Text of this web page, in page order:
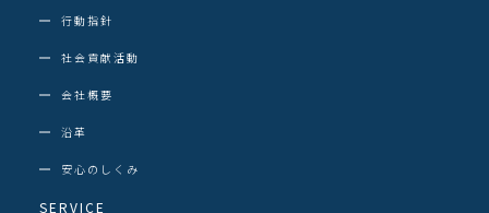
行動指針
社会貢献活動
会社概要
沿革
安心のしくみ
SERVICE